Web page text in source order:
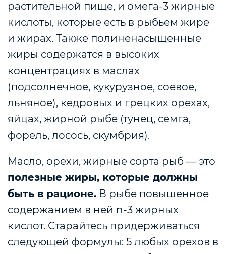
растительной пище, и омега-3 жирные
кислоты, которые есть в рыбьем жире
и жирах. Также полиненасыщенные
жиры содержатся в высоких
концентрациях в маслах
(подсолнечное, кукурузное, соевое,
льняное), кедровых и грецких орехах,
яйцах, жирной рыбе (тунец, семга,
форель, лосось, скумбрия).
Масло, орехи, жирные сорта рыб — это
полезные жиры, которые должны
быть в рационе. В рыбе повышенное
содержанием в ней n-3 жирных
кислот. Старайтесь придерживаться
следующей формулы: 5 любых орехов в